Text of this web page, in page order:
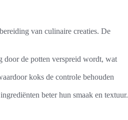
van culinaire creaties. De
de potten verspreid wordt, wat
koks de controle behouden
beter hun smaak en textuur.